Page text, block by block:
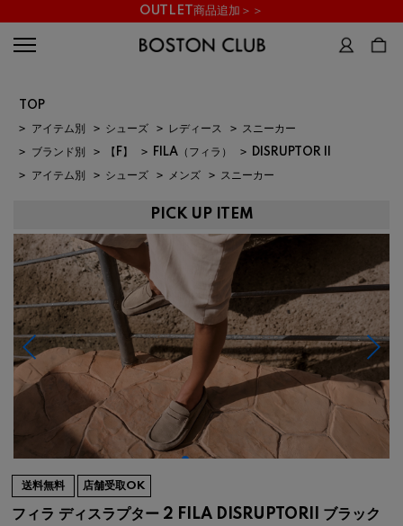
OUTLET商品追加＞＞
TOP
> アイテム別 > シューズ > レディース > スニーカー
> ブランド別 > 【F】 > FILA（フィラ） > DISRUPTOR II
> アイテム別 > シューズ > メンズ > スニーカー
PICK UP ITEM
送料無料 店舗受取OK
フィラ ディスラプター 2 FILA DISRUPTORII ブラック